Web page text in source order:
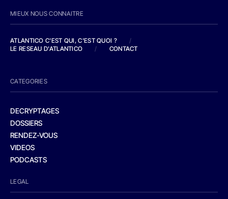
MIEUX NOUS CONNAITRE
ATLANTICO C'EST QUI, C'EST QUOI ?
/
LE RESEAU D'ATLANTICO
/ CONTACT
CATEGORIES
DECRYPTAGES
DOSSIERS
RENDEZ-VOUS
VIDEOS
PODCASTS
LEGAL